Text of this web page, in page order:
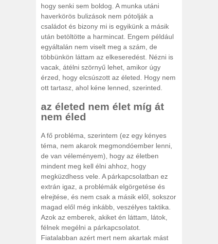
hogy senki sem boldog. A munka utáni
haverkörös bulizások nem pótolják a
családot és bizony mi is egyikünk a másik
után betöltötte a harmincat. Engem például
egyáltalán nem viselt meg a szám, de
többünkön láttam az elkeseredést. Nézni is
vacak, átélni szörnyű lehet, amikor úgy
érzed, hogy elcsúszott az életed. Hogy nem
ott tartasz, ahol kéne lenned, szerinted.
az életed nem élet míg át
nem éled
A fő probléma, szerintem (ez egy kényes
téma, nem akarok megmondóember lenni,
de van véleményem), hogy az életben
mindent meg kell élni ahhoz, hogy
megküzdhess vele. A párkapcsolatban ez
extrán igaz, a problémák elgörgetése és
elrejtése, és nem csak a másik elől, sokszor
magad elől még inkább, veszélyes taktika.
Azok az emberek, akiket én láttam, látok,
félnek megélni a párkapcsolatot.
Fiatalabban azért mert nem akartak mást